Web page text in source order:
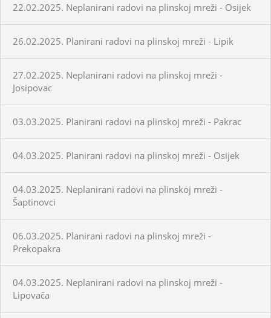
22.02.2025. Neplanirani radovi na plinskoj mreži - Osijek
26.02.2025. Planirani radovi na plinskoj mreži - Lipik
27.02.2025. Neplanirani radovi na plinskoj mreži -
Josipovac
03.03.2025. Planirani radovi na plinskoj mreži - Pakrac
04.03.2025. Planirani radovi na plinskoj mreži - Osijek
04.03.2025. Neplanirani radovi na plinskoj mreži -
Šaptinovci
06.03.2025. Planirani radovi na plinskoj mreži -
Prekopakra
04.03.2025. Neplanirani radovi na plinskoj mreži -
Lipovača